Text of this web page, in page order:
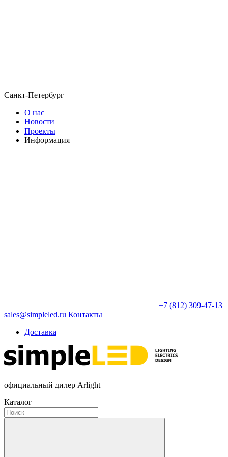
Санкт-Петербург
О нас
Новости
Проекты
Информация
+7 (812) 309-47-13
sales@simpleled.ru Контакты
Доставка
официальный дилер Arlight
Каталог